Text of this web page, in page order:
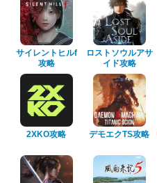
サイレントヒルf
攻略
ロストソウルアサ
イド攻略
2XKO攻略 デモエクTS攻略